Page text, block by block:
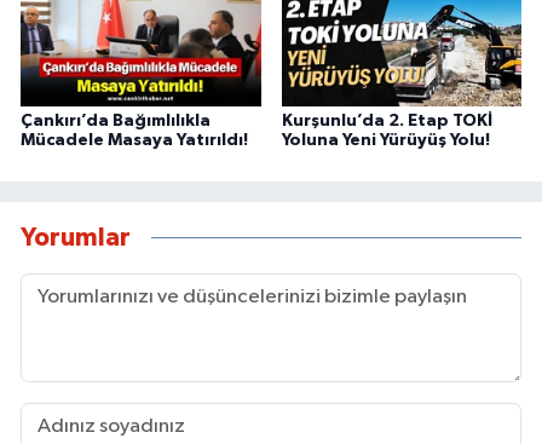
Çankırı’da Bağımlılıkla
Mücadele Masaya Yatırıldı!
Kurşunlu’da 2. Etap TOKİ
Yoluna Yeni Yürüyüş Yolu!
Yorumlar